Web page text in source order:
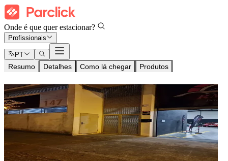
Onde é que quer estacionar?
Profissionais
PT
Resumo Detalhes Como lá chegar Produtos